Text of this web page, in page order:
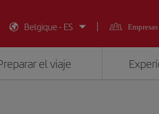
Belgique - ES
Empresas
el viaje